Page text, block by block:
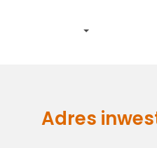
Adres